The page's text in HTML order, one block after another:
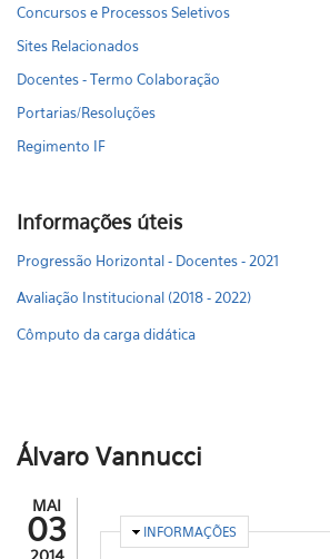
Concursos e Processos Seletivos
Sites Relacionados
Docentes - Termo Colaboração
Portarias/Resoluções
Regimento IF
Informações úteis
Progressão Horizontal - Docentes - 2021
Avaliação Institucional (2018 - 2022)
Cômputo da carga didática
Álvaro Vannucci
MAI
03
2014
OCULTAR
INFORMAÇÕES